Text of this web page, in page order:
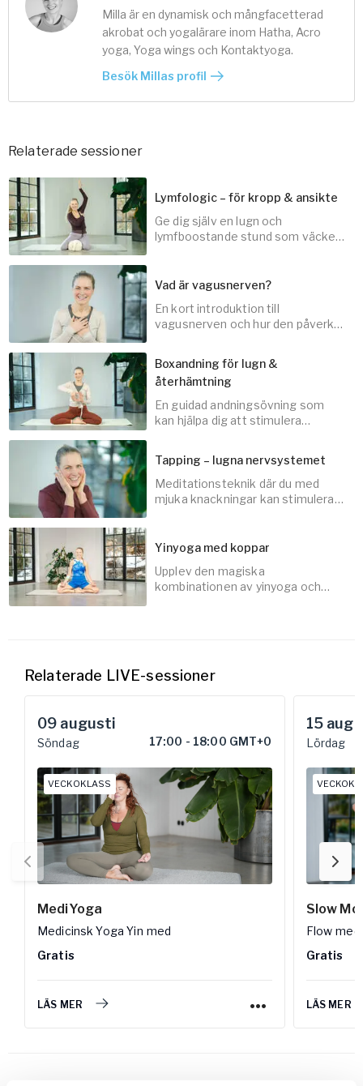
Milla är en dynamisk och mångfacetterad
akrobat och yogalärare inom Hatha, Acro
yoga, Yoga wings och Kontaktyoga.
Besök Millas profil
Relaterade sessioner
min
Lymfologic – för kropp & ansikte
Ge dig själv en lugn och
lymfboostande stund som väcker
5min
Vad är vagusnerven?
En kort introduktion till
vagusnerven och hur den påverkar
min
Boxandning för lugn &
återhämtning
En guidad andningsövning som
kan hjälpa dig att stimulera
10min
Tapping – lugna nervsystemet
Meditationsteknik där du med
mjuka knackningar kan stimulera
30min
Yinyoga med koppar
Upplev den magiska
kombinationen av yinyoga och
Relaterade LIVE-sessioner
09 augusti
Söndag 17:00 - 18:00 GMT+0
VECKOKLASS
MediYoga
Medicinsk Yoga Yin med
Gratis
LÄS MER
15
Lördag
Slow
Flow med
Gratis
LÄS MER